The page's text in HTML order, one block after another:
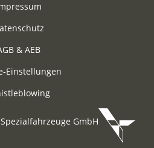
& AEB
Einstellungen
GmbH